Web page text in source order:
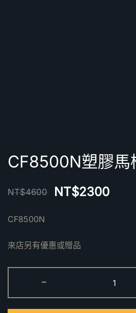
CF8500N塑膠馬
NT$4600 NT$2300
CF8500N
來店另有優惠或贈品
-
塑
膠